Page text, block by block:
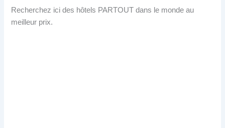
Recherchez ici des hôtels PARTOUT dans le monde au
meilleur prix.